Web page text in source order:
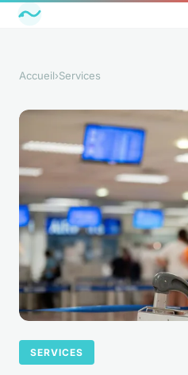
Accueil›Services
SERVICES